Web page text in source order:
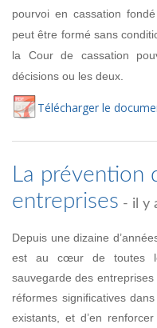
pourvoi en cassation
peut être formé sans
la Cour de cassation
décisions ou les deux.
Télécharger le
La prévention
entreprises - il y
Depuis une dizaine
est au cœur de toutes
sauvegarde des
réformes significatives
existants, et d’en